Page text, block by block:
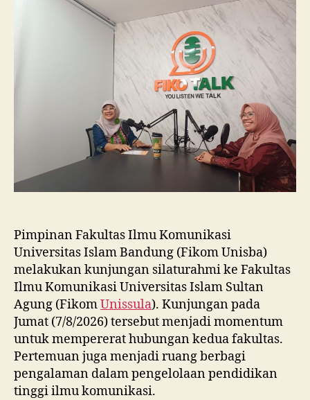
Fikom
Unissula,
Pelajari
RPL
dan
Tinjau
Tiga
Laboratorium
Unggulan
Pimpinan Fakultas Ilmu Komunikasi
Universitas Islam Bandung (Fikom Unisba)
melakukan kunjungan silaturahmi ke Fakultas
Ilmu Komunikasi Universitas Islam Sultan
Agung (FikomUnissula). Kunjungan pada
Jumat (7/8/2026) tersebut menjadi momentum
untuk mempererat hubungan kedua fakultas.
Pertemuan juga menjadi ruang berbagi
pengalaman dalam pengelolaan pendidikan
tinggi ilmu komunikasi.